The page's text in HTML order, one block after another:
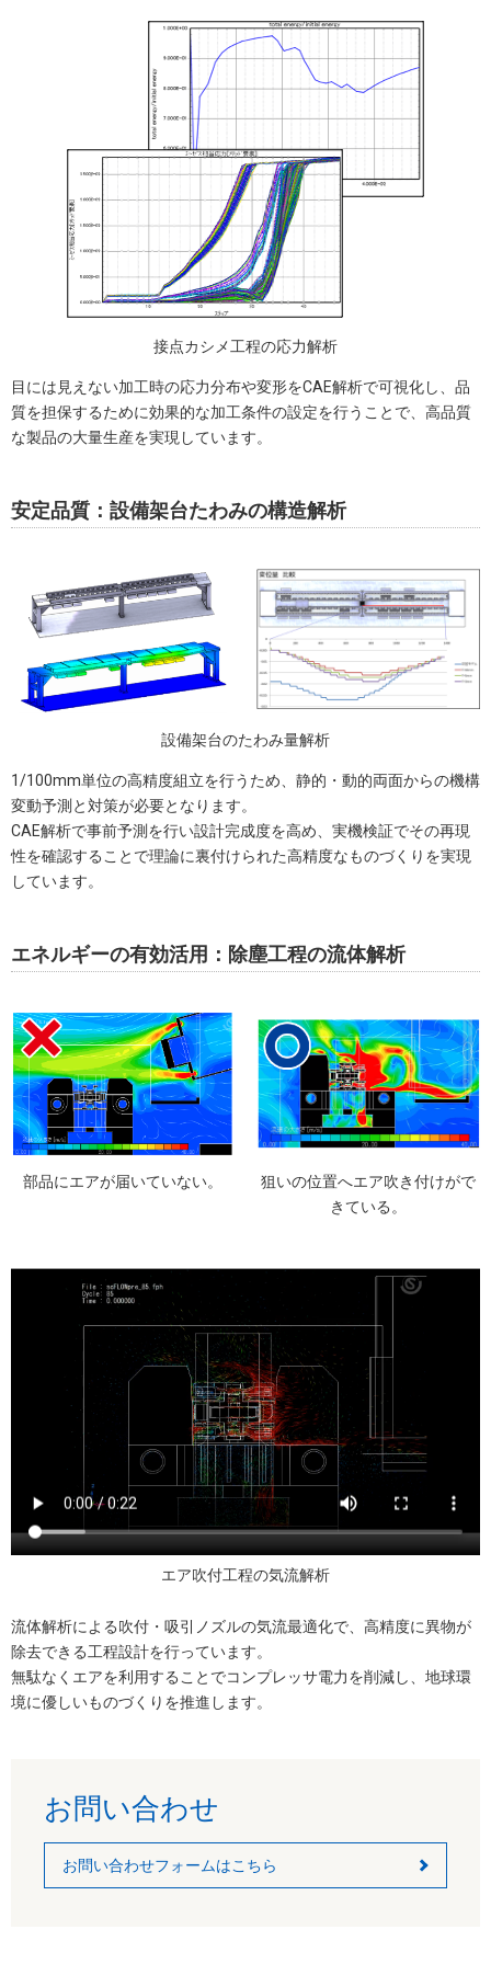
接点カシメ工程の応力解析
目には見えない加工時の応力分布や変形をCAE解析で可視化し、品
質を担保するために効果的な加工条件の設定を行うことで、高品質
な製品の大量生産を実現しています。
安定品質：設備架台たわみの構造解析
設備架台のたわみ量解析
1/100mm単位の高精度組立を行うため、静的・動的両面からの機構
変動予測と対策が必要となります。
CAE解析で事前予測を行い設計完成度を高め、実機検証でその再現
性を確認することで理論に裏付けられた高精度なものづくりを実現
しています。
エネルギーの有効活用：除塵工程の流体解析
部品にエアが届いていない。
狙いの位置へエア吹き付けがで
きている。
エア吹付工程の気流解析
流体解析による吹付・吸引ノズルの気流最適化で、高精度に異物が
除去できる工程設計を行っています。
無駄なくエアを利用することでコンプレッサ電力を削減し、地球環
境に優しいものづくりを推進します。
お問い合わせ
お問い合わせフォームはこちら